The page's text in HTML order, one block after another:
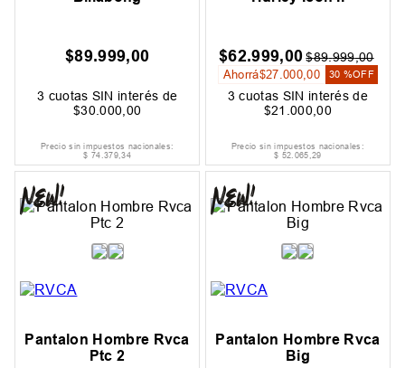
$89.999,00
3 cuotas SIN interés de
$30 .000 00
Precio sin impuestos nacionales:
$ 74.379,34
$62.999,00 $89.999,00
Ahorrá$27 000,00 30 %OFF
3 cuotas SIN interés de
$21 .000 ,00
Precio sin impuestos nacionales:
$ 52.065,29
Pantalon Hombre Rvca
Ptc 2
Pantalon Hombre Rvca
Big